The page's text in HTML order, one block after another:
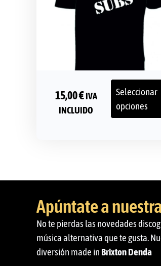
15,00€IVA
INCLUIDO
Seleccionar
opciones
Apúntate a
No te pierdas las novedades
música alternativa que te gusta.
diversión made in Brixton Denda